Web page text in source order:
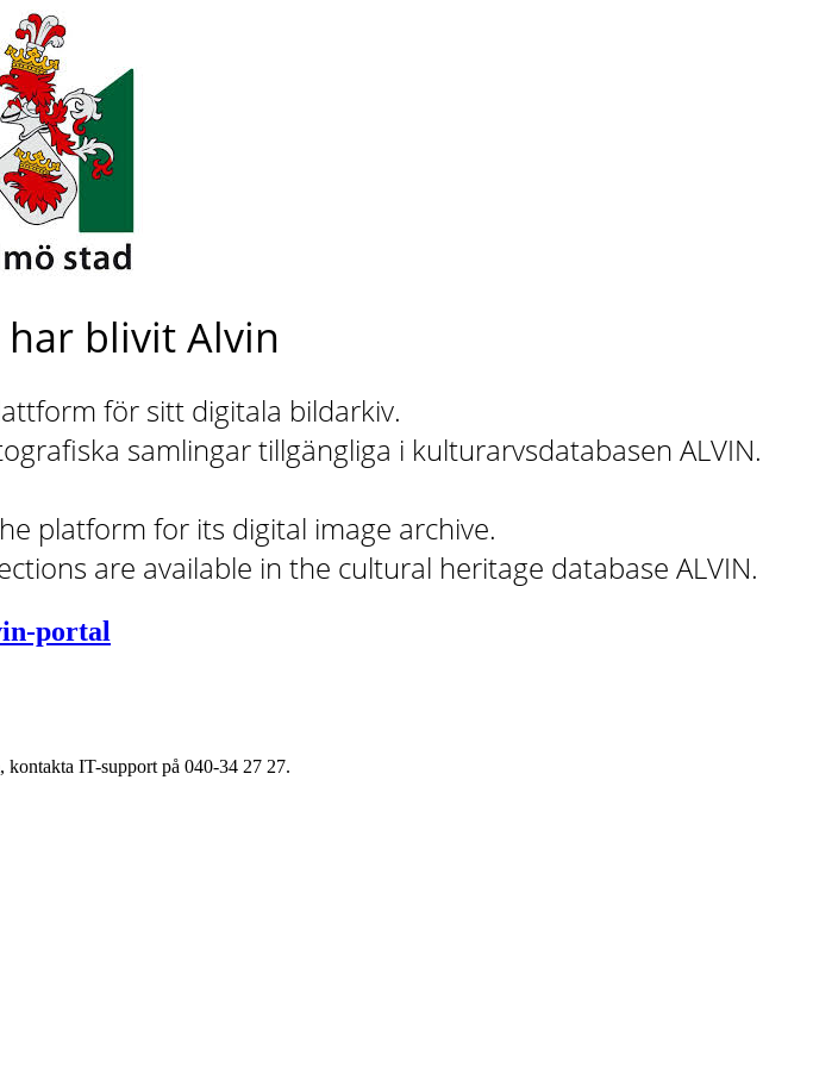
blivit Alvin
för sitt digitala bildarkiv.
samlingar tillgängliga i kulturarvsdatabasen ALVIN.
platform for its digital image archive.
are available in the cultural heritage database ALVIN.
portal
kontakta IT-support på 040-34 27 27.